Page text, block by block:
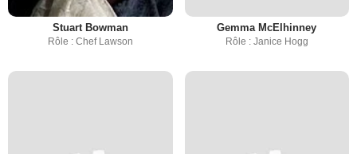
Stuart Bowman
Rôle : Chef Lawson
Gemma McElhinney
Rôle : Janice Hogg